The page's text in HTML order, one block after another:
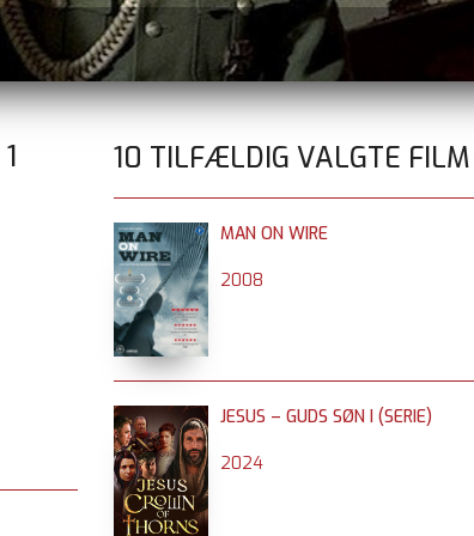
1
10 TILFÆLDIG VALGTE FILM
MAN ON WIRE
2008
JESUS – GUDS SØN I (SERIE)
2024